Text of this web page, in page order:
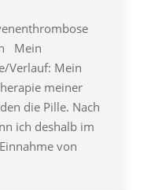
Mein
Verlauf: Mein
meiner
die Pille. Nach
ich deshalb im
von